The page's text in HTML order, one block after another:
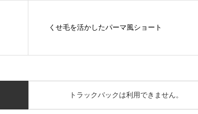
くせ毛を活かしたパーマ風ショート
トラックバックは利用できません。